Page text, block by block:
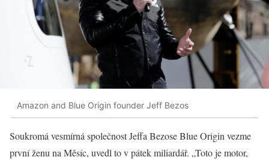
Amazon and Blue Origin founder Jeff Bezos
Soukromá vesmírná společnost Jeffa Bezose Blue Origin vezme
první ženu na Měsíc, uvedl to v pátek miliardář. „Toto je motor,